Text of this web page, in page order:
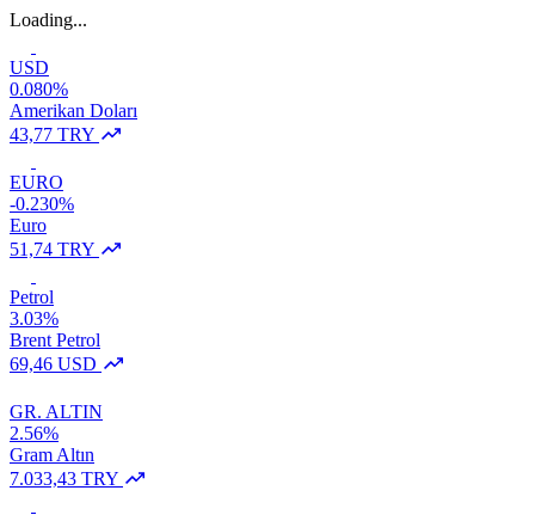
Loading...
USD
0.080%
Amerikan Doları
43,77 TRY
EURO
-0.230%
Euro
51,74 TRY
Petrol
3.03%
Brent Petrol
69,46 USD
GR. ALTIN
2.56%
Gram Altın
7.033,43 TRY